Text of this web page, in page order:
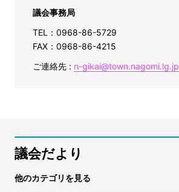
議会事務局
TEL：0968-86-5729
FAX：0968-86-4215
ご連絡先 : n-gikai@town.nagomi.lg.jp
議会だより
他のカテゴリを見る